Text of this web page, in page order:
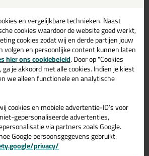
van afbladderend en beschadigd beton
versterking (Principe 4, Methode 4.3
Geschikt voor structurele
Methode 4.4 van EN 1504-9). Toevoegen
kan worden gebruikt voor binnen- en
van:
metselwerk
en vergelijkbare technieken. Naast
cookies waardoor de website goed werkt,
cookies zodat wij en derde partijen jouw
volgen en persoonlijke content kunnen laten
hier ons cookiebeleid. Door op "Cookies
je akkoord met alle cookies. Indien je kiest
we alleen functionele en analytische
cookies en mobiele advertentie-ID’s voor
gepersonaliseerde advertenties,
via partners zoals Google.
Google persoonsgegevens gebruikt:
privacy/